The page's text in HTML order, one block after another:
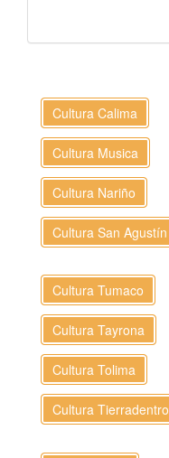
Cultura Calima
Cultura Musica
Cultura Nariño
Cultura San Agustín
Cultura Tumaco
Cultura Tayrona
Cultura Tolima
Cultura Tierradentro